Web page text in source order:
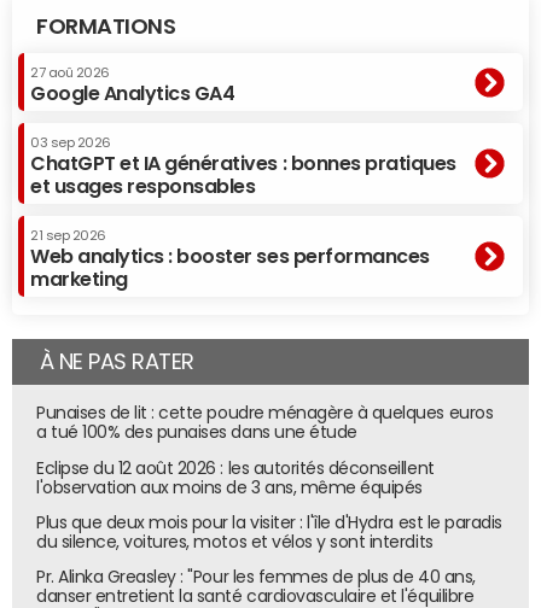
FORMATIONS
27 aoû 2026
Google Analytics GA4
03 sep 2026
ChatGPT et IA génératives : bonnes pratiques
et usages responsables
21 sep 2026
Web analytics : booster ses performances
marketing
À NE PAS RATER
Punaises de lit : cette poudre ménagère à quelques euros
a tué 100% des punaises dans une étude
Eclipse du 12 août 2026 : les autorités déconseillent
l'observation aux moins de 3 ans, même équipés
Plus que deux mois pour la visiter : l'île d'Hydra est le paradis
du silence, voitures, motos et vélos y sont interdits
Pr. Alinka Greasley : "Pour les femmes de plus de 40 ans,
danser entretient la santé cardiovasculaire et l'équilibre